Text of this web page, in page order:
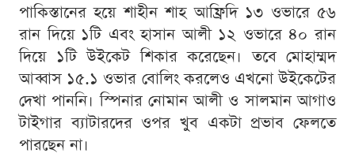
পাকিস্তানের হয়ে শাহীন শাহ আফ্রিদি ১৩ ওভারে ৫৬
রান দিয়ে ১টি এবং হাসান আলী ১২ ওভারে ৪০ রান
দিয়ে ১টি উইকেট শিকার করেছেন। তবে মোহাম্মদ
আব্বাস ১৫.১ ওভার বোলিং করলেও এখনো উইকেটের
দেখা পাননি। স্পিনার নোমান আলী ও সালমান আগাও
টাইগার ব্যাটারদের ওপর খুব একটা প্রভাব ফেলতে
পারছেন না।